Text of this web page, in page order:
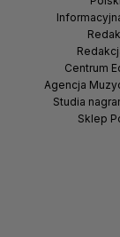
Centrum
Agencja
Studia
Sklep